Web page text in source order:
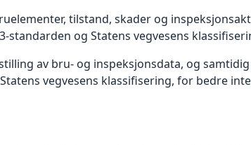
tilstand, skader og
og Statens vegvesens
av bru‑ og inspeksjonsdata, og
vegvesens klassifisering, for bedre